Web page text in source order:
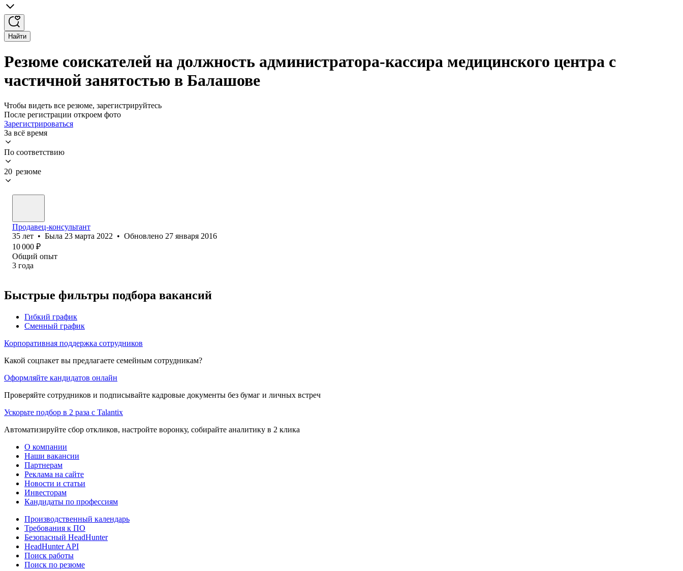
Найти
Резюме соискателей на должность администратора-кассира медицинского центра с
частичной занятостью в Балашове
Чтобы видеть все резюме, зарегистрируйтесь
После регистрации откроем фото
Зарегистрироваться
За всё время
По соответствию
20 резюме
Продавец-консультант
35 лет • Была 23 марта 2022 • Обновлено 27 января 2016
10 000 ₽
Общий опыт
3 года
Быстрые фильтры подбора вакансий
Гибкий график
Сменный график
Корпоративная поддержка сотрудников
Какой соцпакет вы предлагаете семейным сотрудникам?
Оформляйте кандидатов онлайн
Проверяйте сотрудников и подписывайте кадровые документы без бумаг и личных встреч
Ускорьте подбор в 2 раза с Talantix
Автоматизируйте сбор откликов, настройте воронку, собирайте аналитику в 2 клика
О компании
Наши вакансии
Партнерам
Реклама на сайте
Новости и статьи
Инвесторам
Кандидаты по профессиям
Производственный календарь
Требования к ПО
Безопасный HeadHunter
HeadHunter API
Поиск работы
Поиск по резюме